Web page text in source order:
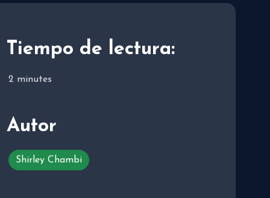
Tiempo de lectura:
2 minutes
Autor
Shirley Chambi